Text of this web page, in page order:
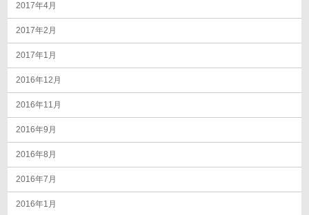
2017年4月
2017年2月
2017年1月
2016年12月
2016年11月
2016年9月
2016年8月
2016年7月
2016年1月